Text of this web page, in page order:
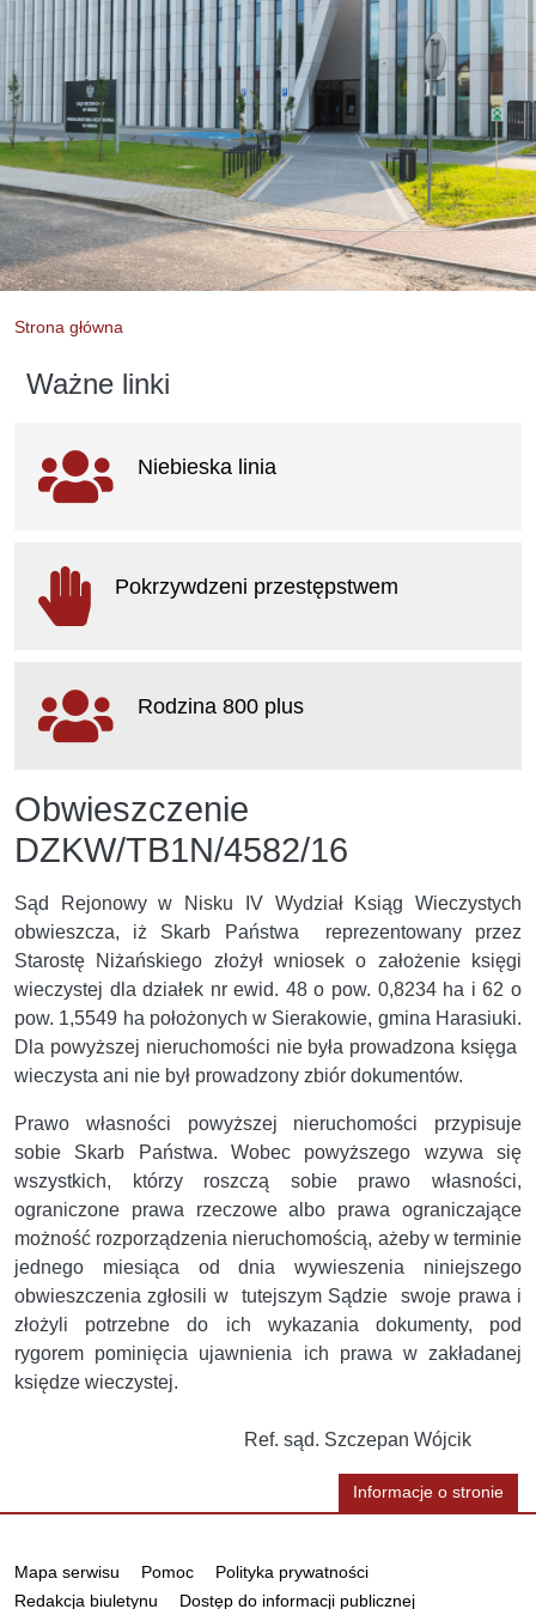
Strona główna
Obwieszczenie
DZKW/TB1N/4582/16
Sąd Rejonowy w Nisku IV Wydział Ksiąg Wieczystych
obwieszcza, iż Skarb Państwa reprezentowany przez
Starostę Niżańskiego złożył wniosek o założenie księgi
wieczystej dla działek nr ewid. 48 o pow. 0,8234 ha i 62 o
pow. 1,5549 ha położonych w Sierakowie, gmina Harasiuki.
Dla powyższej nieruchomości nie była prowadzona księga
wieczysta ani nie był prowadzony zbiór dokumentów.
Prawo własności powyższej nieruchomości przypisuje
sobie Skarb Państwa. Wobec powyższego wzywa się
wszystkich, którzy roszczą sobie prawo własności,
ograniczone prawa rzeczowe albo prawa ograniczające
możność rozporządzenia nieruchomością, ażeby w terminie
jednego miesiąca od dnia wywieszenia niniejszego
obwieszczenia zgłosili w tutejszym Sądzie swoje prawa i
złożyli potrzebne do ich wykazania dokumenty, pod
rygorem pominięcia ujawnienia ich prawa w zakładanej
księdze wieczystej.
Ref. sąd. Szczepan Wójcik
Ważne linki
Ważne
linki
Niebieska linia
nowym
Pokrzywdzeni przestępstwem
nowym
Rodzina 800 plus
się
w
nowym
Informacje o stronie
Mapa serwisu Pomoc
Polityka prywatności
Redakcja biuletynu
Dostęp do informacji publicznej